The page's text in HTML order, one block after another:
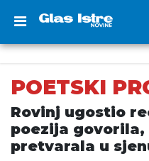
POETSKI
Rovinj ugostio
poezija
pretvarala u